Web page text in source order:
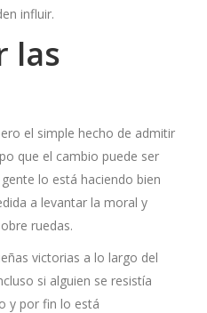
influir.
las
el simple hecho de admitir
que el cambio puede ser
lo está haciendo bien
a levantar la moral y
ruedas.
victorias a lo largo del
si alguien se resistía
y por fin lo está